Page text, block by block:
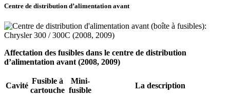
Centre de distribution d’alimentation avant
Affectation des fusibles dans le centre de distribution
d’alimentation avant (2008, 2009)
Cavité
Fusible à
cartouche
Mini-
fusible
La description